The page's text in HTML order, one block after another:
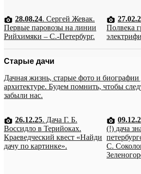
28.08.24. Сергей Жевак.
Первые паровозы на линии
Рийхимяки – С.-Петербург.
Полвека
Старые дачи
Дачная жизнь, старые фото и биографии
архитектуре. Будем помнить, чтобы
забыли нас.
26.12.25. Дача Г. Б.
Воссидло в Терийоках.
Краеведческий квест «Найди
дачу по картинке».
(!) дача
С.